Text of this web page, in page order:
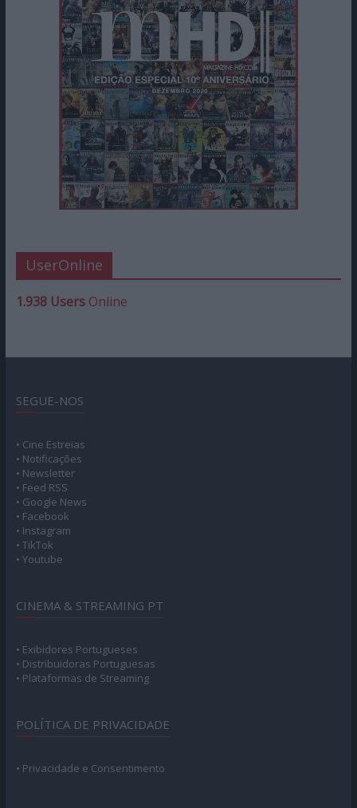
UserOnline
1.938 UsersOnline
SEGUE-NOS
• Cine Estreias
• Notificações
• Newsletter
• Feed RSS
• Google News
• Facebook
• Instagram
• TikTok
• Youtube
CINEMA & STREAMING PT
• Exibidores Portugueses
• Distribuidoras Portuguesas
• Plataformas de Streaming
POLÍTICA DE PRIVACIDADE
• Privacidade e Consentimento